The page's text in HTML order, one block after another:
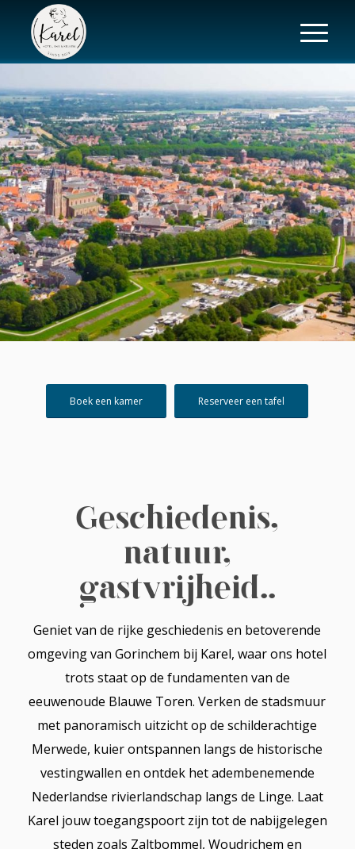
Boek een kamer Reserveer een tafel
Geschiedenis,
natuur,
gastvrijheid..
Geniet van de rijke geschiedenis en betoverende
omgeving van Gorinchem bij Karel, waar ons hotel
trots staat op de fundamenten van de
eeuwenoude Blauwe Toren. Verken de stadsmuur
met panoramisch uitzicht op de schilderachtige
Merwede, kuier ontspannen langs de historische
vestingwallen en ontdek het adembenemende
Nederlandse rivierlandschap langs de Linge. Laat
Karel jouw toegangspoort zijn tot de nabijgelegen
steden zoals Zaltbommel, Woudrichem en